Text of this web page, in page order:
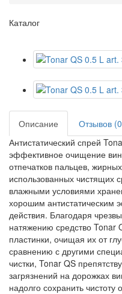
Каталог
Описание
Отзывов
Антистатический спрей
эффективное очищение
отпечатков пальцев,
использованных чистящих
влажными условиями
хорошим антистатическим
действия. Благодаря
натяжению средство Tonar
пластинки, очищая их от
сравнению с другими
чистки, Tonar QS
загрязнений на дорожках
надолго сохранить